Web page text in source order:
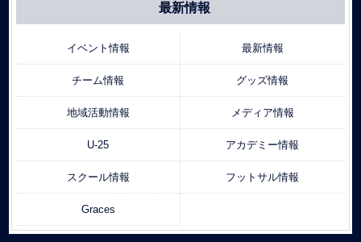
最新情報
イベント情報 最新情報
チーム情報 グッズ情報
地域活動情報 メディア情報
U-25 アカデミー情報
スクール情報 フットサル情報
Graces